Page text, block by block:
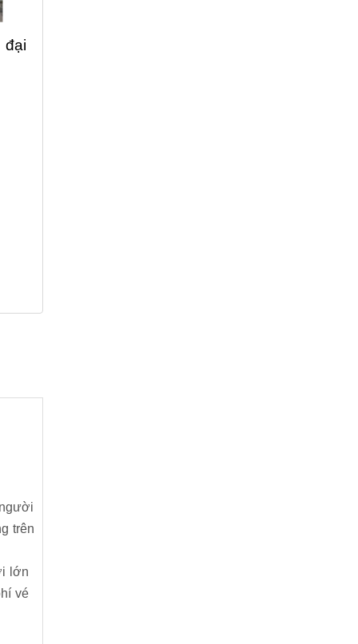
trên
lớn
vé